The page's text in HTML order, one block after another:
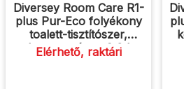
Diversey Room Care R1-
plus Pur-Eco folyékony
toalett-tisztítószer,
koncentrátum 2,0 l
Elérhető, raktári